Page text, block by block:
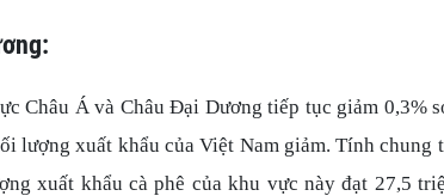
Châu Á và Châu Đại Dương tiếp tục giảm 0,3%
lượng xuất khẩu của Việt Nam giảm. Tính chung
xuất khẩu cà phê của khu vực này đạt 27,5